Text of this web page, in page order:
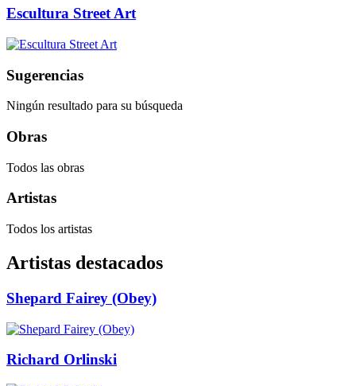
Escultura Street Art
Sugerencias
Ningún resultado para su búsqueda
Obras
Todos las obras
Artistas
Todos los artistas
Artistas destacados
Shepard Fairey (Obey)
Richard Orlinski